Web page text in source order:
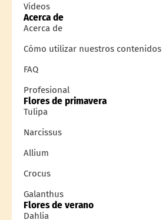
Videos
Acerca de
Acerca de
Cómo utilizar nuestros contenidos
FAQ
Profesional
Flores de primavera
Tulipa
Narcissus
Allium
Crocus
Galanthus
Flores de verano
Dahlia